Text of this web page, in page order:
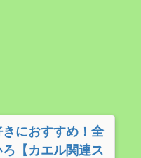
きにおすすめ！全
ろ【カエル関連ス